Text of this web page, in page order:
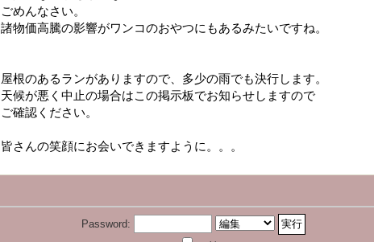
ごめんなさい。
諸物価高騰の影響がワンコのおやつにもあるみたいですね。
屋根のあるランがありますので、多少の雨でも決行します。
天候が悪く中止の場合はこの掲示板でお知らせしますので
ご確認ください。
皆さんの笑顔にお会いできますように。。。
Password: